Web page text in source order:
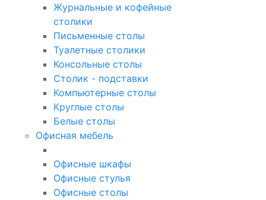
Журнальные и кофейные
столики
Письменные столы
Туалетные столики
Консольные столы
Столик - подставки
Компьютерные столы
Круглые столы
Белые столы
Офисная мебель
Офисные шкафы
Офисные стулья
Офисные столы